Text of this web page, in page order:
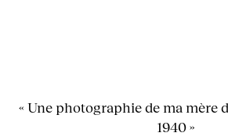
« Une photographie de ma mère
1940 »